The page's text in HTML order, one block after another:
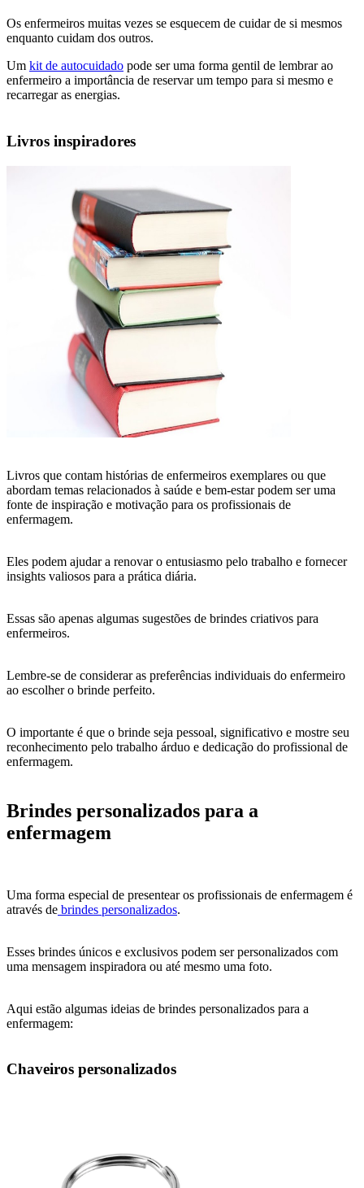
Os enfermeiros muitas vezes se esquecem de cuidar de si mesmos
enquanto cuidam dos outros.
Um kit de autocuidado pode ser uma forma gentil de lembrar ao
enfermeiro a importância de reservar um tempo para si mesmo e
recarregar as energias.
Livros inspiradores
Livros que contam histórias de enfermeiros exemplares ou que
abordam temas relacionados à saúde e bem-estar podem ser uma
fonte de inspiração e motivação para os profissionais de
enfermagem.
Eles podem ajudar a renovar o entusiasmo pelo trabalho e fornecer
insights valiosos para a prática diária.
Essas são apenas algumas sugestões de brindes criativos para
enfermeiros.
Lembre-se de considerar as preferências individuais do enfermeiro
ao escolher o brinde perfeito.
O importante é que o brinde seja pessoal, significativo e mostre seu
reconhecimento pelo trabalho árduo e dedicação do profissional de
enfermagem.
Brindes personalizados para a
enfermagem
Uma forma especial de presentear os profissionais de enfermagem é
através de brindes personalizados.
Esses brindes únicos e exclusivos podem ser personalizados com
uma mensagem inspiradora ou até mesmo uma foto.
Aqui estão algumas ideias de brindes personalizados para a
enfermagem:
Chaveiros personalizados